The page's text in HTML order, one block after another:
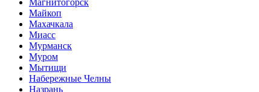
Магнитогорск
Майкоп
Махачкала
Миасс
Мурманск
Муром
Мытищи
Набережные Челны
Назрань